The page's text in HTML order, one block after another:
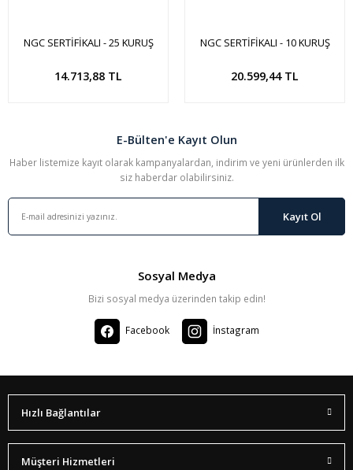
NGC SERTİFİKALI - 25 KURUŞ
14.713,88 TL
Sepete Ekle
NGC SERTİFİKALI - 10 KURUŞ
20.599,44 TL
Sepete Ekle
E-Bülten'e Kayıt Olun
Haber listemize kayıt olarak kampanyalardan, indirim ve yeni ürünlerden ilk
siz haberdar olabilirsiniz.
Kayıt Ol
Sosyal Medya
Bizi sosyal medya üzerinden takip edin!
Facebook İnstagram
Hızlı Bağlantılar
Müşteri Hizmetleri